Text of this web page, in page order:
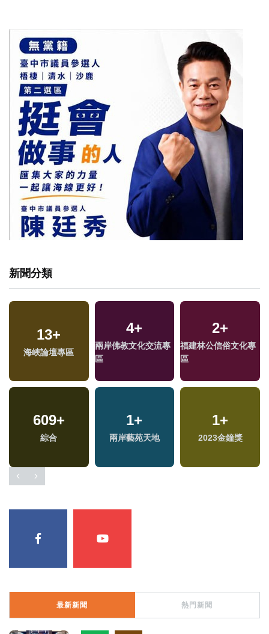
新聞分類
13+
海峽論壇專區
4+
兩岸佛教文化交流專
區
2+
福建林公信俗文化專
區
609+
綜合
1+
兩岸藝苑天地
1+
2023金鐘獎
最新新聞 熱門新聞